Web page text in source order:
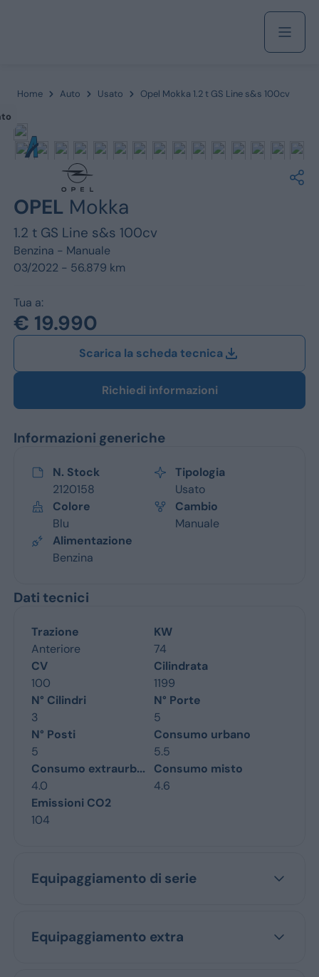
Acquista
Azienda
Alfa Romeo
Dacia
Opel
Vedi tutti i marchi
Home Auto Usato
Opel Mokka 1.2 t GS Line s&s 100cv
OPEL Mokka
1.2 t GS Line s&s 100cv
Benzina - Manuale
03/2022 - 56.879 km
Tua a:
€ 19.990
Scarica la scheda tecnica
Richiedi informazioni
Informazioni generiche
N. Stock
2120158
Tipologia
Usato
Colore
Blu
Cambio
Manuale
Alimentazione
Benzina
Dati tecnici
Trazione
Anteriore
KW
74
CV
100
Cilindrata
1199
N° Cilindri
3
N° Porte
5
N° Posti
5
Consumo urbano
5.5
Consumo extraurb...
4.0
Consumo misto
4.6
Emissioni CO2
104
Equipaggiamento di serie
Equipaggiamento extra